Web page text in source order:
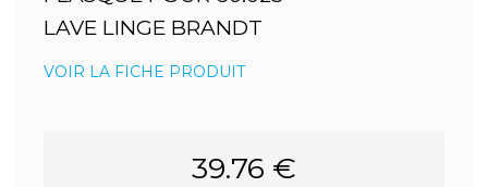
LAVE LINGE BRANDT
VOIR LA FICHE PRODUIT
39.76 €